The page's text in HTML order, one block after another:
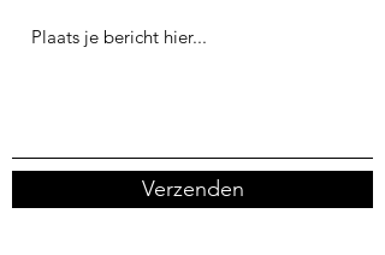
Verzenden